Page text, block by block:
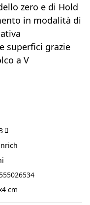
zero e di Hold
in modalità di
superfici grazie
a V
cm